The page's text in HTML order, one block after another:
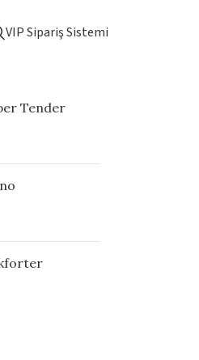
VIP Sipariş Sistemi
Tender